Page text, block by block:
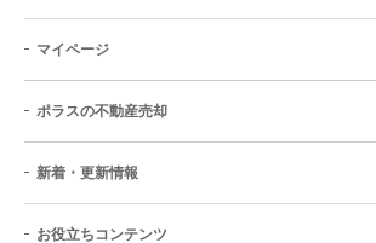
マイページ
ポラスの不動産売却
新着・更新情報
お役立ちコンテンツ